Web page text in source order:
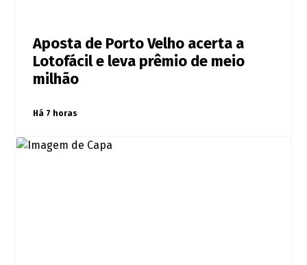
Aposta de Porto Velho acerta a
Lotofácil e leva prêmio de meio
milhão
Há 7 horas